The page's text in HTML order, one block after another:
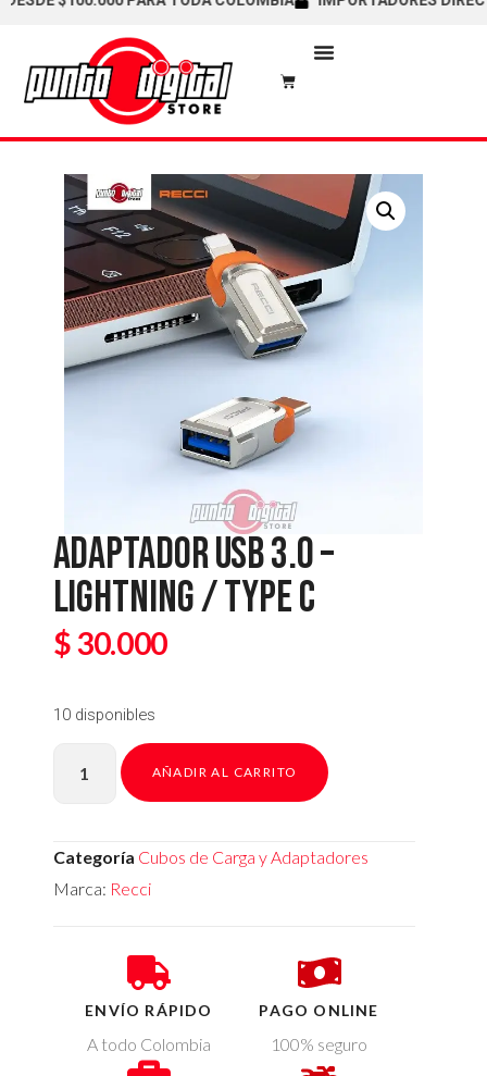
ADAPTADOR USB 3.0 –
LIGHTNING / TYPE C
$30.000
10 disponibles
AÑADIR AL CARRITO
Categoría Cubos de Carga y Adaptadores
Marca: Recci
ENVÍO RÁPIDO
A todo Colombia
PAGO ONLINE
100% seguro